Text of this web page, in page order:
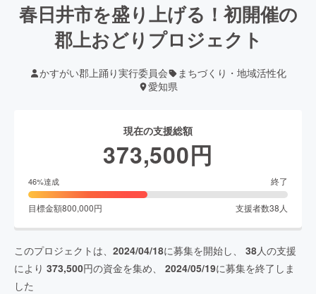
春日井市を盛り上げる！初開催の
郡上おどりプロジェクト
かすがい郡上踊り実行委員会
まちづくり・地域活性化
愛知県
現在の支援総額
373,500円
46%達成 終了
目標金額800,000円 支援者数38 人
このプロジェクトは、 2024/04/18に募集を開始し、 38人の支援
により 373,500円の資金を集め、 2024/05/19に募集を終了しま
した